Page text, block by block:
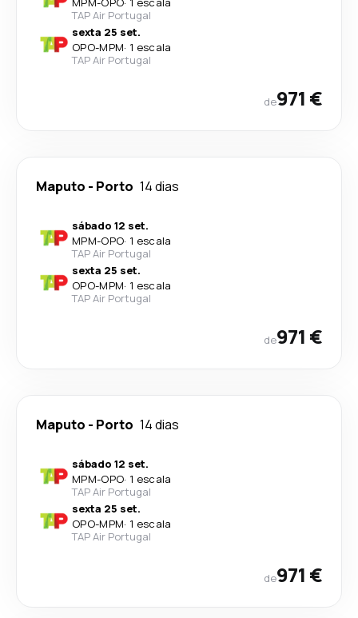
TAP Air Portugal
sexta 25 set.
OPO-MPM· 1 escala
TAP Air Portugal
de971 €
Maputo - Porto 14 dias
sábado 12 set.
MPM-OPO· 1 escala
TAP Air Portugal
sexta 25 set.
OPO-MPM· 1 escala
TAP Air Portugal
de971 €
Maputo - Porto 14 dias
sábado 12 set.
MPM-OPO· 1 escala
TAP Air Portugal
sexta 25 set.
OPO-MPM· 1 escala
TAP Air Portugal
de971 €